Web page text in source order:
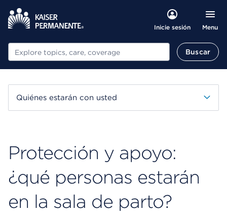
Inicie sesión Menu
Buscar Buscar
Quiénes estarán con usted
Protección y apoyo:
¿qué personas estarán
en la sala de parto?